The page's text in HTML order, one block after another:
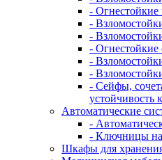
- Огнестойкие
-
-
-
-
-
- Сейфы,
устойчивость
Автоматические
-
- Ключницы
Шкафы для